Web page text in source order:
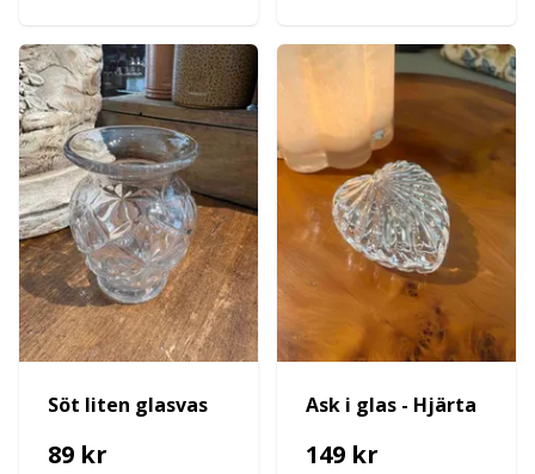
Söt liten glasvas
89 kr
Ask i glas - Hjärta
149 kr